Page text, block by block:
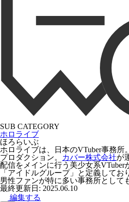
SUB CATEGORY
ホロライブ
ほろらいぶ
ホロライブは、日本のVTuber事務所
プロダクション。 カバー株式会社が
配信をメインに行う美少女系VTuber
「アイドルグループ」と定義してお
男性ファンが特に多い事務所として
最終更新日: 2025.06.10
編集する